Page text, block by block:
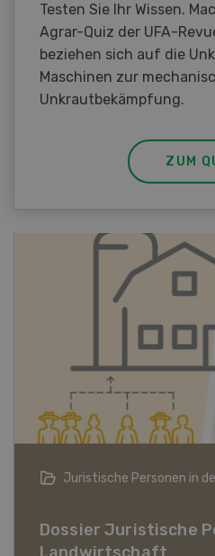
Testen Sie Ihr Wissen.
Agrar-Quiz der UFA-
beziehen sich auf die
Maschinen zur
Unkrautbekämpfung.
ZUM
Bio-Artikel